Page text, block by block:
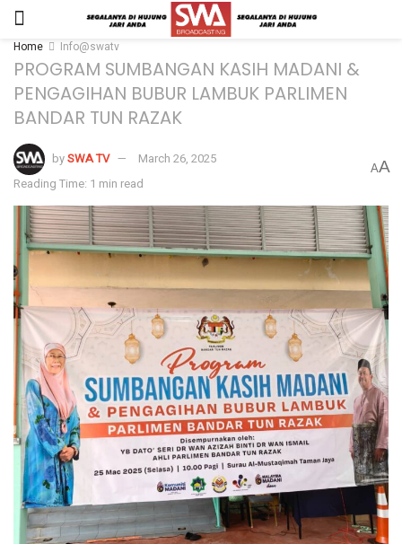
Home Info@swatv
PROGRAM SUMBANGAN KASIH MADANI &
PENGAGIHAN BUBUR LAMBUK PARLIMEN
BANDAR TUN RAZAK
bySWA TV
March 26, 2025
Reading Time: 1 min read
AA